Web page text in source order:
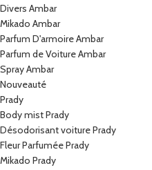
Divers Ambar
Mikado Ambar
Parfum D'armoire Ambar
Parfum de Voiture Ambar
Spray Ambar
Nouveauté
Prady
Body mist Prady
Désodorisant voiture Prady
Fleur Parfumée Prady
Mikado Prady